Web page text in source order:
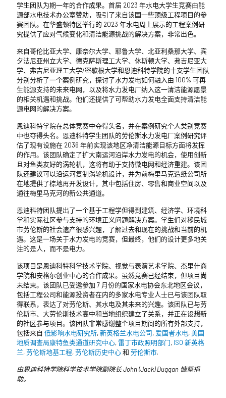
学生团队为期一年的合作成果。首届 2023 年水电大学生竞赛由能
源部水电技术办公室赞助，吸引了来自该国一些顶级工程项目的参
赛团队。在华盛顿特区举行的 2023 年水电周上展示的工程案例研
究提供了应对气候变化和清洁能源挑战的解决方案，非常出色。
来自哥伦比亚大学、康奈尔大学、耶鲁大学、北亚利桑那大学、宾
夕法尼亚州立大学、德克萨斯理工大学、休斯顿大学、弗吉尼亚大
学、弗吉尼亚理工大学/密歇根大学和恩迪科特学院的十支学生团队
分别分析了一个案例研究，探讨了水力发电如何融入由 100% 可再
生能源支持的未来电网，以及将水力发电厂纳入这一清洁能源愿景
的相关机遇和挑战。他们还提供了可帮助水力发电全面支持清洁能
源电网的解决方案。
恩迪科特学院在总体竞赛中夺得头名，并在案例研究个人类别竞赛
中也夺得头名。恩迪科特学生团队的劳伦斯水力发电厂案例研究评
估了现有设施在 2036 年前实现该地区净清洁能源目标方面将发挥
的作用。该团队确定了扩大南运河沿岸水力发电的机会，使用创新
且对鱼类友好的涡轮机，这将有助于支持微电网和经济重建。该团
队还建议可以沿运河复制涡轮机设计，并为前梅里马克造纸公司所
在地提供了棕地再开发设计，其中包括住房、零售和商业空间以及
通往梅里马克河的新公共通道。
恩迪科特团队提出了一个基于工程学但得到建筑、经济学、环境科
学和实际社区参与支持的环境正义问题解决方案。学生们对移民城
市劳伦斯的社会遗产很感兴趣，了解过去和现在的挑战和当前的机
遇。这是一场关于水力发电的竞赛，但最终，他们的设计更多地关
注的是人，而不是电力。
该项目是恩迪科特科学技术学院、视觉与表演艺术学院、杰里什商
学院和安格尔创业中心的合作成果。虽然竞赛已经结束，但项目尚
未结束。该团队已受邀参加 7 月份的国家水电协会东北地区会议，
包括工程公司和能源投资者在内的多家水电专业人士已与该团队取
得联系，表达了对劳伦斯、其水电及其未来的兴趣。该团队已与劳
伦斯市、大劳伦斯技术高中和当地组织建立了关系，并正在设想新
的社区参与项目。该团队非常感谢整个项目期间的所有外部支持，
包括来自 低影响水电研究所,新英格兰水电公司, 爱国者水电,美国
地质调查局康特鱼类通道研究中心, 雷丁市政照明部门, ISO 新英格
兰,劳伦斯地基工程,劳伦斯历史中心和 劳伦斯市.
由恩迪科特学院科学技术学院副院长 John (Jack) Duggan 慷慨捐
助。